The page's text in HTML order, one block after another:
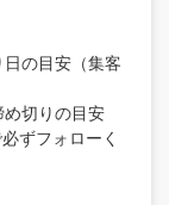
の目安（集客
切りの目安
ずフォローく